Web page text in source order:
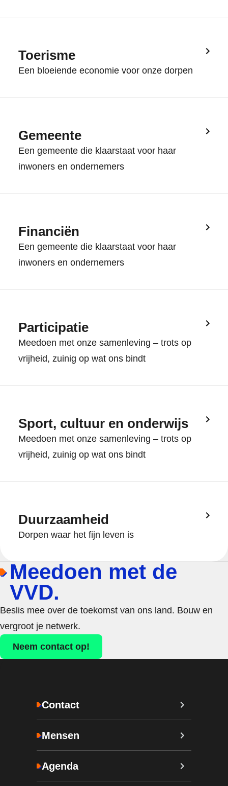
Toerisme
Een bloeiende economie voor onze dorpen
Gemeente
Een gemeente die klaarstaat voor haar
inwoners en ondernemers
Financiën
Een gemeente die klaarstaat voor haar
inwoners en ondernemers
Participatie
Meedoen met onze samenleving – trots op
vrijheid, zuinig op wat ons bindt
Sport, cultuur en onderwijs
Meedoen met onze samenleving – trots op
vrijheid, zuinig op wat ons bindt
Duurzaamheid
Dorpen waar het fijn leven is
Meedoen met de
VVD.
Beslis mee over de toekomst van ons land. Bouw en
vergroot je netwerk.
Neem contact op!
Contact
Mensen
Agenda